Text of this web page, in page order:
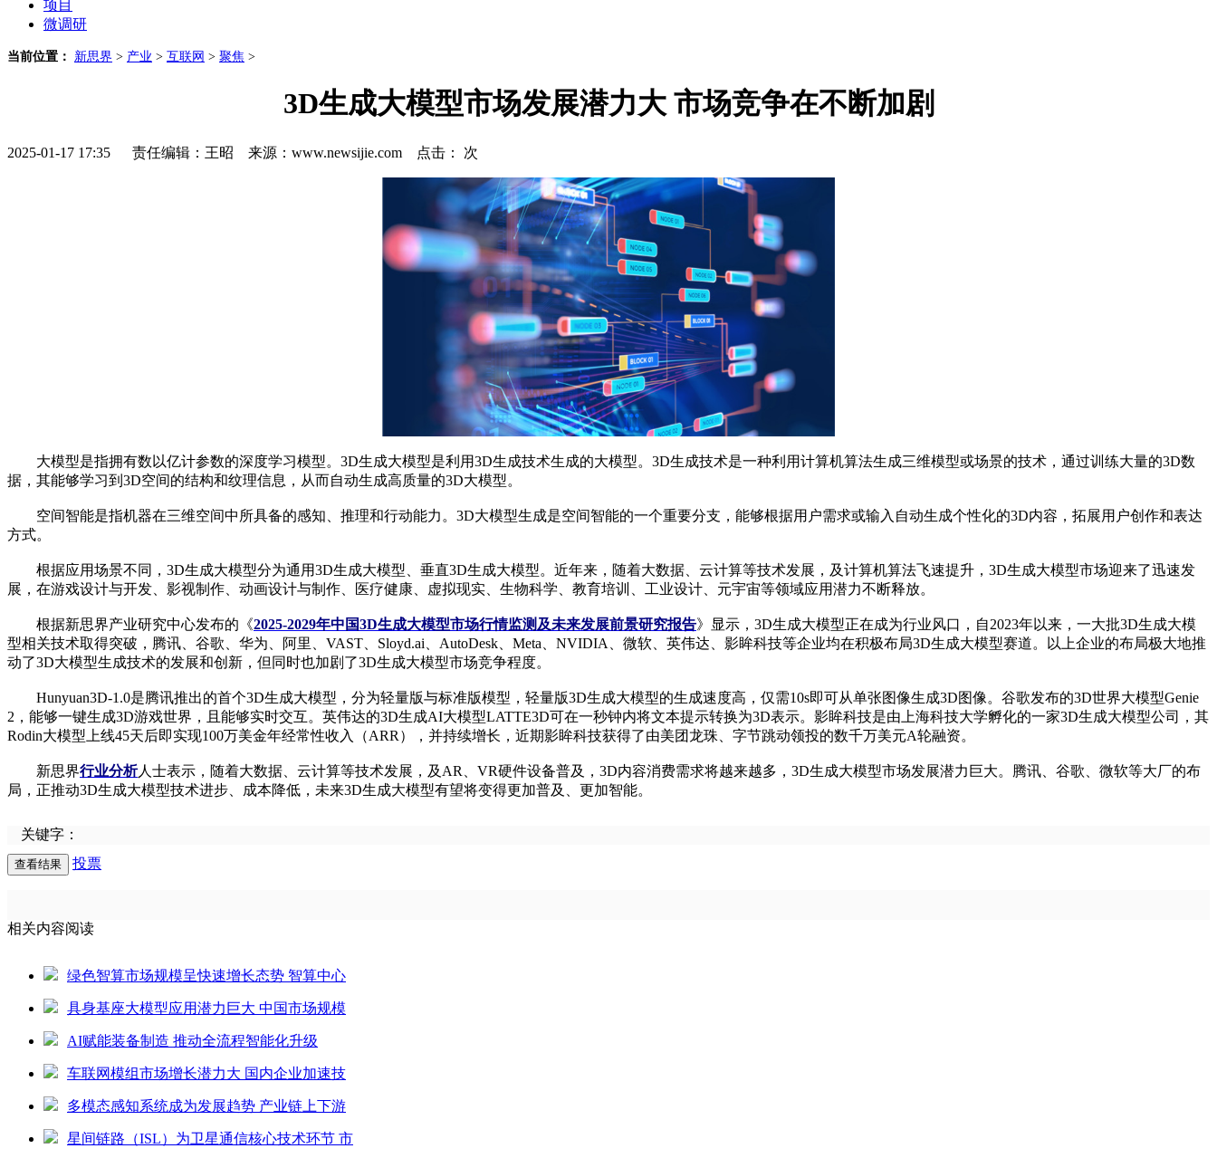
项目
微调研
当前位置： 新思界 > 产业 > 互联网 > 聚焦 >
3D生成大模型市场发展潜力大 市场竞争在不断加剧
2025-01-17 17:35 责任编辑：王昭 来源：www.newsijie.com 点击： 次
大模型是指拥有数以亿计参数的深度学习模型。3D生成大模型是利用3D生成技术生成的大模型。3D生成技术是一种利用计算机算法生成三维模型或场景的技术，通过训练大量的3D数
据，其能够学习到3D空间的结构和纹理信息，从而自动生成高质量的3D大模型。
空间智能是指机器在三维空间中所具备的感知、推理和行动能力。3D大模型生成是空间智能的一个重要分支，能够根据用户需求或输入自动生成个性化的3D内容，拓展用户创作和表达
方式。
根据应用场景不同，3D生成大模型分为通用3D生成大模型、垂直3D生成大模型。近年来，随着大数据、云计算等技术发展，及计算机算法飞速提升，3D生成大模型市场迎来了迅速发
展，在游戏设计与开发、影视制作、动画设计与制作、医疗健康、虚拟现实、生物科学、教育培训、工业设计、元宇宙等领域应用潜力不断释放。
根据新思界产业研究中心发布的《2025-2029年中国3D生成大模型市场行情监测及未来发展前景研究报告》显示，3D生成大模型正在成为行业风口，自2023年以来，一大批3D生成大模
型相关技术取得突破，腾讯、谷歌、华为、阿里、VAST、Sloyd.ai、AutoDesk、Meta、NVIDIA、微软、英伟达、影眸科技等企业均在积极布局3D生成大模型赛道。以上企业的布局极大地推
动了3D大模型生成技术的发展和创新，但同时也加剧了3D生成大模型市场竞争程度。
Hunyuan3D-1.0是腾讯推出的首个3D生成大模型，分为轻量版与标准版模型，轻量版3D生成大模型的生成速度高，仅需10s即可从单张图像生成3D图像。谷歌发布的3D世界大模型Genie
2，能够一键生成3D游戏世界，且能够实时交互。英伟达的3D生成AI大模型LATTE3D可在一秒钟内将文本提示转换为3D表示。影眸科技是由上海科技大学孵化的一家3D生成大模型公司，其
Rodin大模型上线45天后即实现100万美金年经常性收入（ARR），并持续增长，近期影眸科技获得了由美团龙珠、字节跳动领投的数千万美元A轮融资。
新思界行业分析人士表示，随着大数据、云计算等技术发展，及AR、VR硬件设备普及，3D内容消费需求将越来越多，3D生成大模型市场发展潜力巨大。腾讯、谷歌、微软等大厂的布
局，正推动3D生成大模型技术进步、成本降低，未来3D生成大模型有望将变得更加普及、更加智能。
关键字：
投票
相关内容阅读
绿色智算市场规模呈快速增长态势 智算中心
具身基座大模型应用潜力巨大 中国市场规模
AI赋能装备制造 推动全流程智能化升级
车联网模组市场增长潜力大 国内企业加速技
多模态感知系统成为发展趋势 产业链上下游
星间链路（ISL）为卫星通信核心技术环节 市